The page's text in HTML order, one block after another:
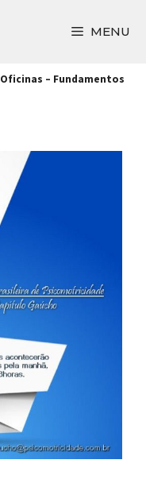
MENU
Oficinas – Fundamentos